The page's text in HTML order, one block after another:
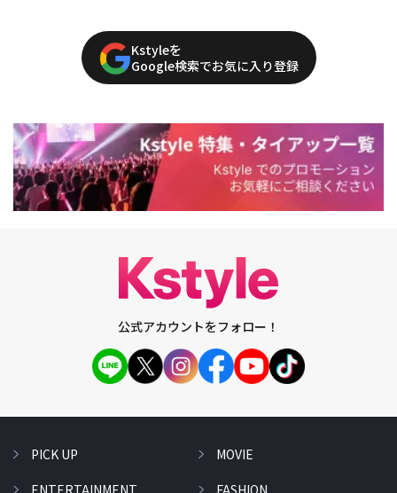
Kstyleを
Google検索でお気に入り登録
公式アカウントをフォロー！
PICK UP
ENTERTAINMENT
MOVIE
FASHION